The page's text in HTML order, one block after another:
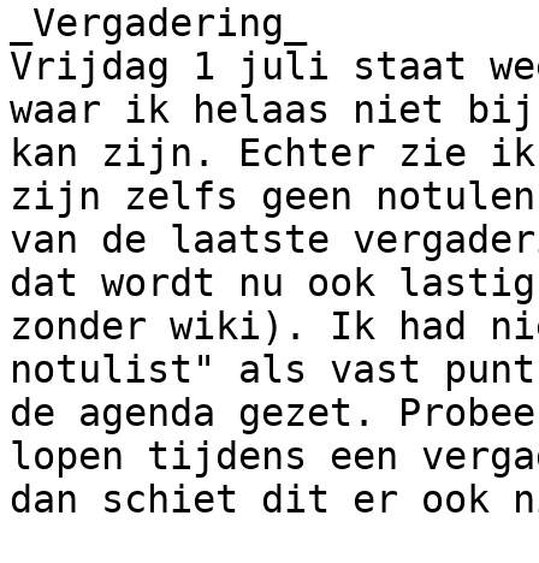
_Vergadering_
Vrijdag 1 juli staat
waar ik helaas niet bij
kan zijn. Echter zie ik
zijn zelfs geen notulen
van de laatste
dat wordt nu ook lastig
zonder wiki). Ik had
notulist" als vast punt
de agenda gezet.
lopen tijdens een
dan schiet dit er